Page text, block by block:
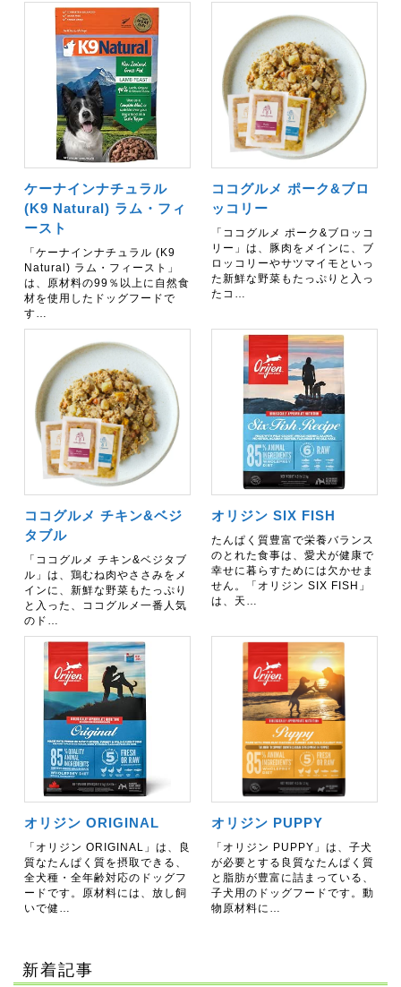
ケーナインナチュラル
(K9 Natural) ラム・フィ
ースト
「ケーナインナチュラル (K9
Natural) ラム・フィースト」
は、原材料の99％以上に自然食
材を使用したドッグフードで
す…
ココグルメ ポーク&ブロ
ッコリー
「ココグルメ ポーク&ブロッコ
リー」は、豚肉をメインに、ブ
ロッコリーやサツマイモといっ
た新鮮な野菜もたっぷりと入っ
たコ…
ココグルメ チキン&ベジ
タブル
「ココグルメ チキン&ベジタブ
ル」は、鶏むね肉やささみをメ
インに、新鮮な野菜もたっぷり
と入った、ココグルメ一番人気
のド…
オリジン SIX FISH
たんぱく質豊富で栄養バランス
のとれた食事は、愛犬が健康で
幸せに暮らすためには欠かせま
せん。「オリジン SIX FISH」
は、天…
オリジン ORIGINAL
「オリジン ORIGINAL」は、良
質なたんぱく質を摂取できる、
全犬種・全年齢対応のドッグフ
ードです。原材料には、放し飼
いで健…
オリジン PUPPY
「オリジン PUPPY」は、子犬
が必要とする良質なたんぱく質
と脂肪が豊富に詰まっている、
子犬用のドッグフードです。動
物原材料に…
新着記事